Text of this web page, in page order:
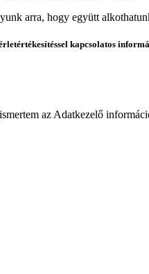
arra, hogy együtt
kapcsolatos
az Adatkezelő